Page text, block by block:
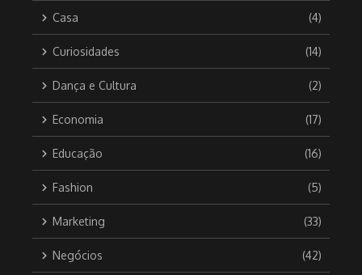
Casa (4)
Curiosidades (14)
Dança e Cultura (2)
Economia (17)
Educação (16)
Fashion (5)
Marketing (33)
Negócios (42)